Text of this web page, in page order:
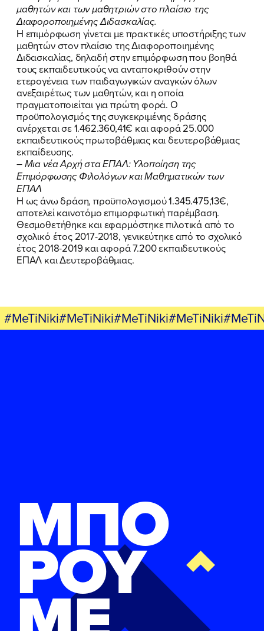
μαθητών και των μαθητριών στο πλαίσιο της
Διαφοροποιημένης Διδασκαλίας.
Η επιμόρφωση γίνεται με πρακτικές υποστήριξης των
μαθητών στον πλαίσιο της Διαφοροποιημένης
Διδασκαλίας, δηλαδή στην επιμόρφωση που βοηθά
τους εκπαιδευτικούς να ανταποκριθούν στην
ετερογένεια των παιδαγωγικών αναγκών όλων
ανεξαιρέτως των μαθητών, και η οποία
πραγματοποιείται για πρώτη φορά. Ο
προϋπολογισμός της συγκεκριμένης δράσης
ανέρχεται σε 1.462.360,41€ και αφορά 25.000
εκπαιδευτικούς πρωτοβάθμιας και δευτεροβάθμιας
εκπαίδευσης.
– Μια νέα Αρχή στα ΕΠΑΛ: Υλοποίηση της
Επιμόρφωσης Φιλολόγων και Μαθηματικών των
ΕΠΑΛ
Η ως άνω δράση, προϋπολογισμού 1.345.475,13€,
αποτελεί καινοτόμο επιμορφωτική παρέμβαση.
Θεσμοθετήθηκε και εφαρμόστηκε πιλοτικά από το
σχολικό έτος 2017-2018, γενικεύτηκε από το σχολικό
έτος 2018-2019 και αφορά 7.200 εκπαιδευτικούς
ΕΠΑΛ και Δευτεροβάθμιας.
ΜΠΟ
ΡΟΥ